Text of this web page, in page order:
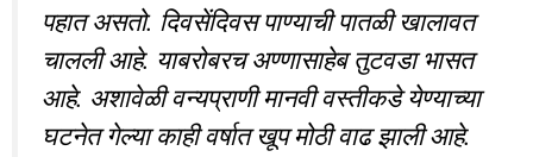
पहात असतो. दिवसेंदिवस पाण्याची पातळी खालावत
चालली आहे. याबरोबरच अण्णासाहेब तुटवडा भासत
आहे. अशावेळी वन्यप्राणी मानवी वस्तीकडे येण्याच्या
घटनेत गेल्या काही वर्षात खूप मोठी वाढ झाली आहे.